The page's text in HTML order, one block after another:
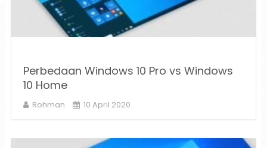
Perbedaan Windows 10 Pro vs Windows
10 Home
Rohman 10 April 2020